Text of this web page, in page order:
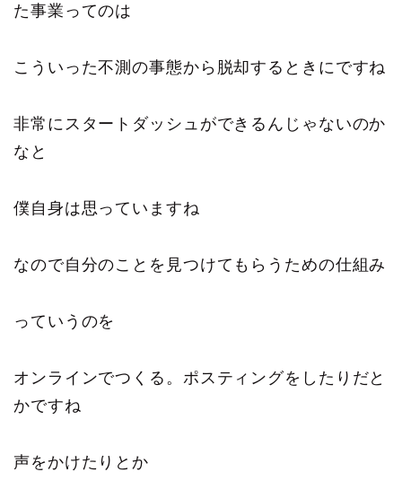
た事業ってのは
こういった不測の事態から脱却するときにですね
非常にスタートダッシュができるんじゃないのか
なと
僕自身は思っていますね
なので自分のことを見つけてもらうための仕組み
っていうのを
オンラインでつくる。ポスティングをしたりだと
かですね
声をかけたりとか